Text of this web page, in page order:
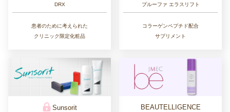
DRX
患者のために考えられた
クリニック限定化粧品
プルーファ エラスリフト
コラーゲンペプチド配合
サプリメント
Sunsorit BEAUTELLIGENCE